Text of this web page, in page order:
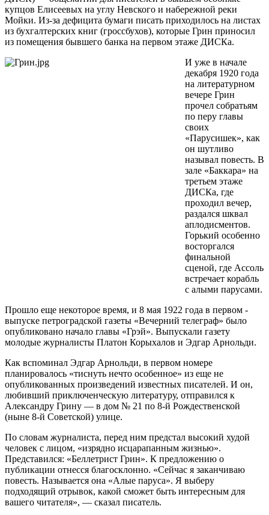
купцов Елисеевых на углу Невского и набережной реки
Мойки. Из-за дефицита бумаги писать приходилось на листах
из бухгалтерских книг (гроссбухов), которые Грин приносил
из помещения бывшего банка на первом этаже ДИСКа.
И уже в начале
декабря 1920 года
на литературном
вечере Грин
прочел собратьям
по перу главы
своих
«Парусишек», как
он шутливо
называл повесть. В
зале «Баккара» на
третьем этаже
ДИСКа, где
проходил вечер,
раздался шквал
аплодисментов.
Горький особенно
восторгался
финальной
сценой, где Ассоль
встречает корабль
с алыми парусами.
Прошло еще некоторое время, и 8 мая 1922 года в первом ­
выпуске петроградской газеты «Вечерний телеграф» было
опубликовано начало главы «Грэй». Выпускали газету
молодые журналисты Платон Корыхалов и Эдгар Арнольди.
Как вспоминал Эдгар Арнольди, в первом номере
планировалось «тиснуть нечто особенное» из еще не
опубликованных произведений известных писателей. И он,
любивший приключенческую литературу, отправился к
Александру Грину — в дом № 21 по 8‑й Рождественской
(ныне 8‑й Советской) улице.
По словам журналиста, перед ним предстал высокий худой
человек с лицом, «изрядно исцарапанным жизнью».
Представился: «Беллетрист Грин». К предложению о
публикации отнесся благосклонно. «Сейчас я заканчиваю
повесть. Называется она «Алые паруса». Я выберу
подходящий отрывок, какой сможет быть интересным для
вашего читателя», — сказал писатель.